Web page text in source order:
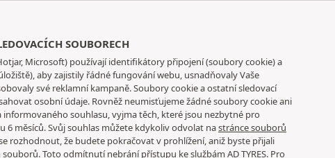
SOUBORECH
Microsoft) používají identifikátory připojení (soubory cookie) a
aby zajistily řádné fungování webu, usnadňovaly Vaše
své reklamní kampaně. Soubory cookie a ostatní sledovací
osobní údaje. Rovněž neumisťujeme žádné soubory cookie ani
souhlasu, vyjma těch, které jsou nezbytné pro
měsíců. Svůj souhlas můžete kdykoliv odvolat nastránce souborů
rozhodnout, že budete pokračovat v prohlížení, aniž byste přijali
Toto odmítnutí nebrání přístupu ke službám AD TYRES. Pro